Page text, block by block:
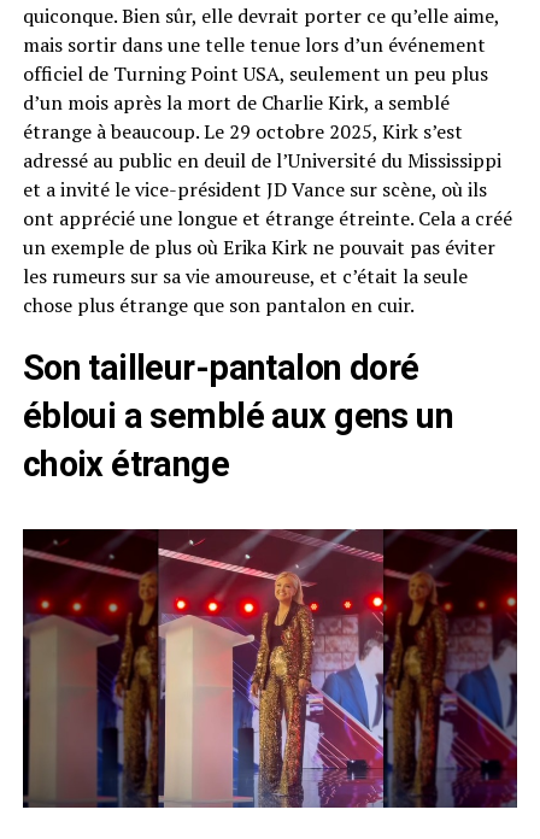
quiconque. Bien sûr, elle devrait porter ce qu’elle aime,
mais sortir dans une telle tenue lors d’un événement
officiel de Turning Point USA, seulement un peu plus
d’un mois après la mort de Charlie Kirk, a semblé
étrange à beaucoup. Le 29 octobre 2025, Kirk s’est
adressé au public en deuil de l’Université du Mississippi
et a invité le vice-président JD Vance sur scène, où ils
ont apprécié une longue et étrange étreinte. Cela a créé
un exemple de plus où Erika Kirk ne pouvait pas éviter
les rumeurs sur sa vie amoureuse, et c’était la seule
chose plus étrange que son pantalon en cuir.
Son tailleur-pantalon doré
ébloui a semblé aux gens un
choix étrange